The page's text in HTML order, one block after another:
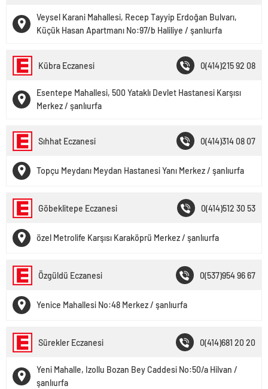
Veysel Karani Mahallesi, Recep Tayyip Erdoğan Bulvarı,
Küçük Hasan Apartmanı No:97/b Haliliye / şanlıurfa
Kübra Eczanesi 0(414)215 92 08
Esentepe Mahallesi, 500 Yataklı Devlet Hastanesi Karşısı
Merkez / şanlıurfa
Sıhhat Eczanesi 0(414)314 08 07
Topçu Meydanı Meydan Hastanesi Yanı Merkez / şanlıurfa
Göbeklitepe Eczanesi 0(414)512 30 53
özel Metrolife Karşısı Karaköprü Merkez / şanlıurfa
Özgüldü Eczanesi 0(537)954 96 67
Yenice Mahallesi No:48 Merkez / şanlıurfa
Sürekler Eczanesi 0(414)681 20 20
Yeni Mahalle, Izollu Bozan Bey Caddesi No:50/a Hilvan /
şanlıurfa